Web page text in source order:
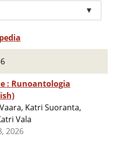
▼
Katri Suoranta,
Vala
2026